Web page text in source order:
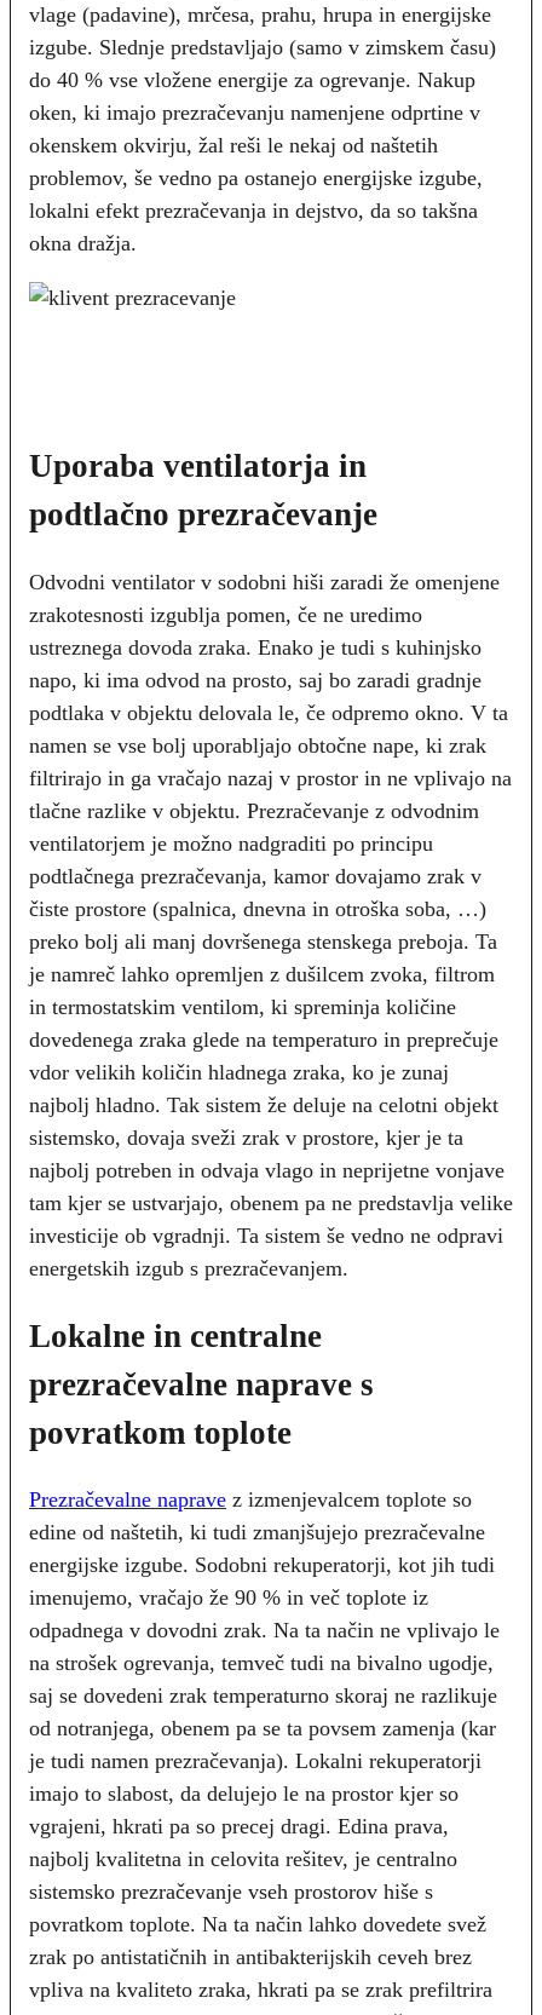
vlage (padavine), mrčesa, prahu, hrupa in energijske
izgube. Slednje predstavljajo (samo v zimskem času)
do 40 % vse vložene energije za ogrevanje. Nakup
oken, ki imajo prezračevanju namenjene odprtine v
okenskem okvirju, žal reši le nekaj od naštetih
problemov, še vedno pa ostanejo energijske izgube,
lokalni efekt prezračevanja in dejstvo, da so takšna
okna dražja.
Uporaba ventilatorja in
podtlačno prezračevanje
Odvodni ventilator v sodobni hiši zaradi že omenjene
zrakotesnosti izgublja pomen, če ne uredimo
ustreznega dovoda zraka. Enako je tudi s kuhinjsko
napo, ki ima odvod na prosto, saj bo zaradi gradnje
podtlaka v objektu delovala le, če odpremo okno. V ta
namen se vse bolj uporabljajo obtočne nape, ki zrak
filtrirajo in ga vračajo nazaj v prostor in ne vplivajo na
tlačne razlike v objektu. Prezračevanje z odvodnim
ventilatorjem je možno nadgraditi po principu
podtlačnega prezračevanja, kamor dovajamo zrak v
čiste prostore (spalnica, dnevna in otroška soba, …)
preko bolj ali manj dovršenega stenskega preboja. Ta
je namreč lahko opremljen z dušilcem zvoka, filtrom
in termostatskim ventilom, ki spreminja količine
dovedenega zraka glede na temperaturo in preprečuje
vdor velikih količin hladnega zraka, ko je zunaj
najbolj hladno. Tak sistem že deluje na celotni objekt
sistemsko, dovaja sveži zrak v prostore, kjer je ta
najbolj potreben in odvaja vlago in neprijetne vonjave
tam kjer se ustvarjajo, obenem pa ne predstavlja velike
investicije ob vgradnji. Ta sistem še vedno ne odpravi
energetskih izgub s prezračevanjem.
Lokalne in centralne
prezračevalne naprave s
povratkom toplote
Prezračevalne naprave z izmenjevalcem toplote so
edine od naštetih, ki tudi zmanjšujejo prezračevalne
energijske izgube. Sodobni rekuperatorji, kot jih tudi
imenujemo, vračajo že 90 % in več toplote iz
odpadnega v dovodni zrak. Na ta način ne vplivajo le
na strošek ogrevanja, temveč tudi na bivalno ugodje,
saj se dovedeni zrak temperaturno skoraj ne razlikuje
od notranjega, obenem pa se ta povsem zamenja (kar
je tudi namen prezračevanja). Lokalni rekuperatorji
imajo to slabost, da delujejo le na prostor kjer so
vgrajeni, hkrati pa so precej dragi. Edina prava,
najbolj kvalitetna in celovita rešitev, je centralno
sistemsko prezračevanje vseh prostorov hiše s
povratkom toplote. Na ta način lahko dovedete svež
zrak po antistatičnih in antibakterijskih ceveh brez
vpliva na kvaliteto zraka, hkrati pa se zrak prefiltrira